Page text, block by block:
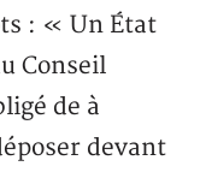
: « Un État
Conseil
de à
devant